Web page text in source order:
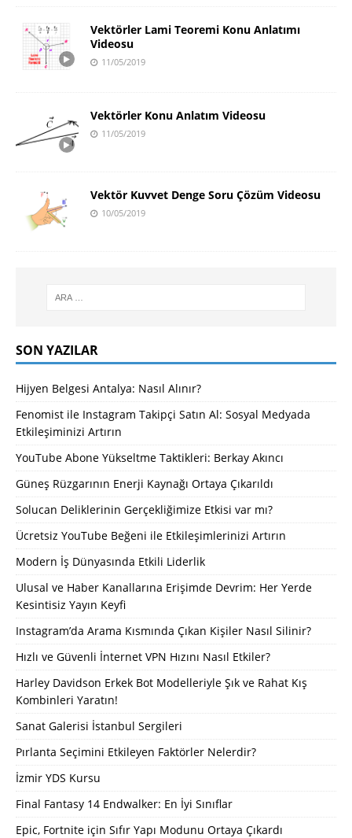
Vektörler Lami Teoremi Konu Anlatımı
Videosu
11/05/2019
Vektörler Konu Anlatım Videosu
11/05/2019
Vektör Kuvvet Denge Soru Çözüm Videosu
10/05/2019
SON YAZILAR
Hijyen Belgesi Antalya: Nasıl Alınır?
Fenomist ile Instagram Takipçi Satın Al: Sosyal Medyada
Etkileşiminizi Artırın
YouTube Abone Yükseltme Taktikleri: Berkay Akıncı
Güneş Rüzgarının Enerji Kaynağı Ortaya Çıkarıldı
Solucan Deliklerinin Gerçekliğimize Etkisi var mı?
Ücretsiz YouTube Beğeni ile Etkileşimlerinizi Artırın
Modern İş Dünyasında Etkili Liderlik
Ulusal ve Haber Kanallarına Erişimde Devrim: Her Yerde
Kesintisiz Yayın Keyfi
Instagram’da Arama Kısmında Çıkan Kişiler Nasıl Silinir?
Hızlı ve Güvenli İnternet VPN Hızını Nasıl Etkiler?
Harley Davidson Erkek Bot Modelleriyle Şık ve Rahat Kış
Kombinleri Yaratın!
Sanat Galerisi İstanbul Sergileri
Pırlanta Seçimini Etkileyen Faktörler Nelerdir?
İzmir YDS Kursu
Final Fantasy 14 Endwalker: En İyi Sınıflar
Epic, Fortnite için Sıfır Yapı Modunu Ortaya Çıkardı